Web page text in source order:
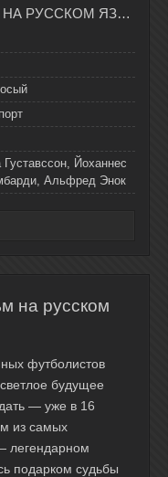
ТИГРЫ ИТАЛЬЯНСКИЙ ФИЛЬМ НА РУССКОМ ЯЗЫКЕ В ХОРОШЕМ КАЧЕСТВЕ
Йоханнес
Альфред Энок
на русском
футболистов
будущее
— уже в 16
из самых
легендарном
подарком судьбы